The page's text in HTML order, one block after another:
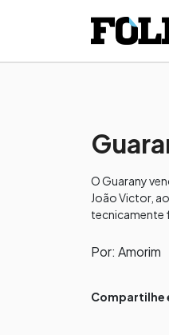
O Guarany
João Victor,
tecnicamente
Por: Amorim
Compartilhe